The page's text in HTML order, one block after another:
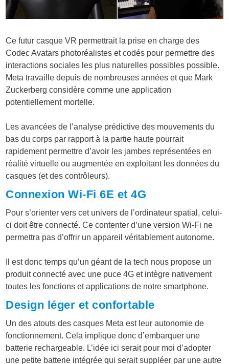
Ce futur casque VR permettrait la prise en charge des
CodecAvatars photoréalistes et codés pour permettre des
interactions sociales les plus naturelles possibles possible.
Meta travaille depuis de nombreuses années et que Mark
Zuckerberg considère comme une application
potentiellement mortelle.
Les avancées de l’analyse prédictive des mouvements du
bas du corps par rapport à la partie haute pourrait
rapidement permettre d’avoir les jambes représentées en
réalité virtuelle ou augmentée en exploitant les données du
casques (et des contrôleurs).
Connexion Wi-Fi 6E et 4G
Pour s’orienter vers cet univers de l’ordinateur spatial, celui-
ci doit être connecté. Ce contenter d’une version Wi-Fi ne
permettra pas d’offrir un appareil véritablement autonome.
Il est donc temps qu’un géant de la tech nous propose un
produit connecté avec une puce 4G et intègre nativement
toutes les fonctions et applications de notre smartphone.
Design léger et confortable
Un des atouts des casques Meta est leur autonomie de
fonctionnement. Cela implique donc d’embarquer une
batterie rechargeable. L’idée ici serait pour moi d’adopter
une petite batterie intégrée qui serait suppléer par une autre